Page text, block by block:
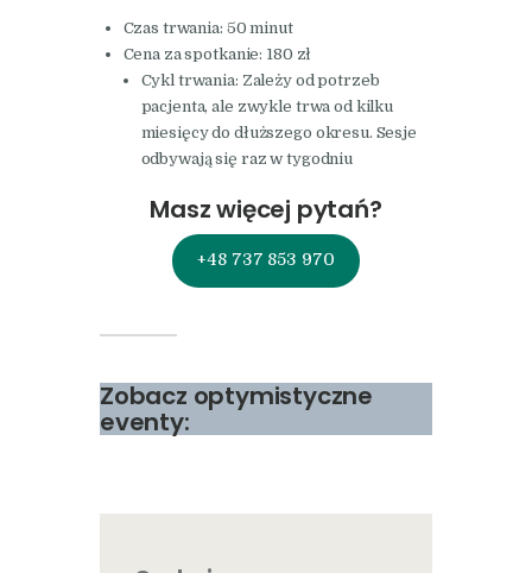
Czas trwania: 50 minut
Cena za spotkanie: 180 zł
Cykl trwania: Zależy od potrzeb
pacjenta, ale zwykle trwa od kilku
miesięcy do dłuższego okresu. Sesje
odbywają się raz w tygodniu
Masz więcej pytań?
+48 737 853 970
Zobacz optymistyczne
eventy: